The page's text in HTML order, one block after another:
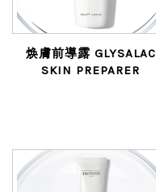
焕膚前導露 GLYSALAC
SKIN PREPARER